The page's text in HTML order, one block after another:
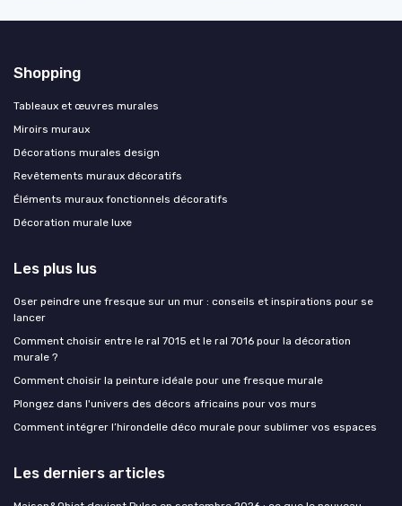
Shopping
Tableaux et œuvres murales
Miroirs muraux
Décorations murales design
Revêtements muraux décoratifs
Éléments muraux fonctionnels décoratifs
Décoration murale luxe
Les plus lus
Oser peindre une fresque sur un mur : conseils et inspirations pour se
lancer
Comment choisir entre le ral 7015 et le ral 7016 pour la décoration
murale ?
Comment choisir la peinture idéale pour une fresque murale
Plongez dans l'univers des décors africains pour vos murs
Comment intégrer l’hirondelle déco murale pour sublimer vos espaces
Les derniers articles